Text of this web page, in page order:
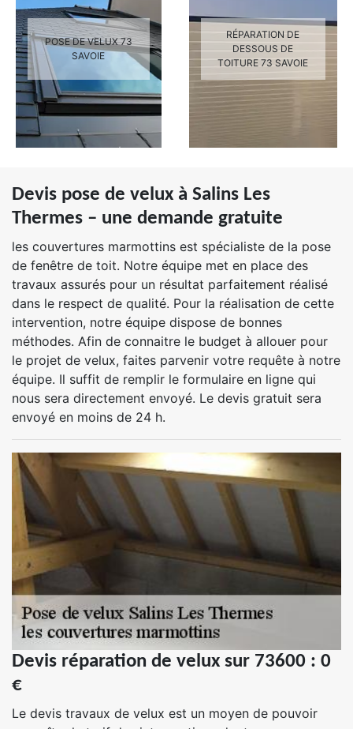
POSE DE VELUX 73
SAVOIE
RÉPARATION DE
DESSOUS DE
TOITURE 73 SAVOIE
Devis pose de velux à Salins Les
Thermes – une demande gratuite
les couvertures marmottins est spécialiste de la pose
de fenêtre de toit. Notre équipe met en place des
travaux assurés pour un résultat parfaitement réalisé
dans le respect de qualité. Pour la réalisation de cette
intervention, notre équipe dispose de bonnes
méthodes. Afin de connaitre le budget à allouer pour
le projet de velux, faites parvenir votre requête à notre
équipe. Il suffit de remplir le formulaire en ligne qui
nous sera directement envoyé. Le devis gratuit sera
envoyé en moins de 24 h.
Devis réparation de velux sur 73600 : 0
€
Le devis travaux de velux est un moyen de pouvoir